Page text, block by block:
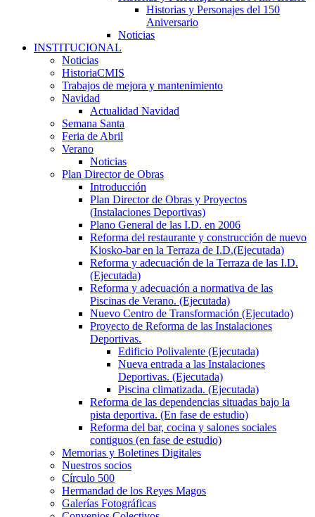
Historias y Personajes del 150
Aniversario
Noticias
INSTITUCIONAL
Noticias
HistoriaCMIS
Trabajos de mejora y mantenimiento
Navidad
Actualidad Navidad
Semana Santa
Feria de Abril
Verano
Noticias
Plan Director de Obras
Introducción
Plan Director de Obras y Proyectos
(Instalaciones Deportivas)
Plano General de las I.D. en 2006
Reforma del restaurante y construcción de nuevo
Kiosko-bar en la Terraza de I.D.(Ejecutada)
Reforma y adecuación de la Terraza de las I.D.
(Ejecutada)
Reforma y adecuación a normativa de las
Piscinas de Verano. (Ejecutada)
Nuevo Centro de Transformación (Ejecutado)
Proyecto de Reforma de las Instalaciones
Deportivas.
Edificio Polivalente (Ejecutada)
Nueva entrada a las Instalaciones
Deportivas. (Ejecutada)
Piscina climatizada. (Ejecutada)
Reforma de las dependencias situadas bajo la
pista deportiva. (En fase de estudio)
Reforma del bar, cocina y salones sociales
contiguos (en fase de estudio)
Memorias y Boletines Digitales
Nuestros socios
Círculo 500
Hermandad de los Reyes Magos
Galerías Fotográficas